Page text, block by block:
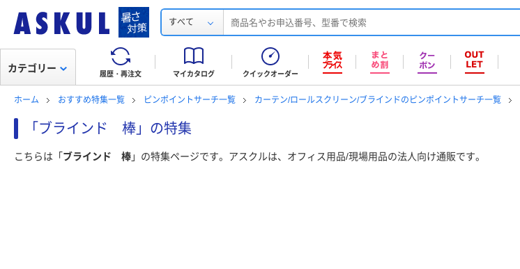
すべて
履歴・再注文 マイカタログ クイックオーダー
カテゴリー
ホーム おすすめ特集一覧 ピンポイントサーチ一覧 カーテン/ロールスクリーン/ブラインドのピンポイントサーチ一覧
「ブラインド 棒」の特集
こちらは「 ブラインド 棒」の特集ページです。アスクルは、オフィス用品/現場用品の法人向け通販です。